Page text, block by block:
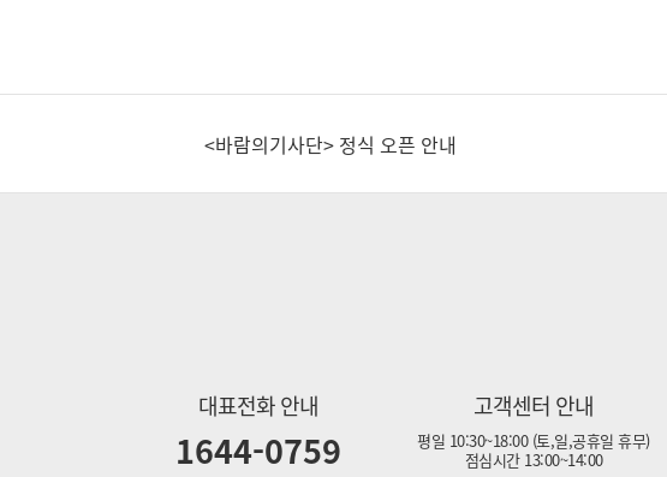
[이벤트] 푸푸게임 캐시백 이벤트 안내
<바람의기사단> 정식 오픈 안내
실시간 계좌이체 한도 변경 안내
대표전화 안내
1644-0759
고객센터 안내
평일 10:30~18:00 (토,일,공휴일 휴무)
점심시간 13:00~14:00